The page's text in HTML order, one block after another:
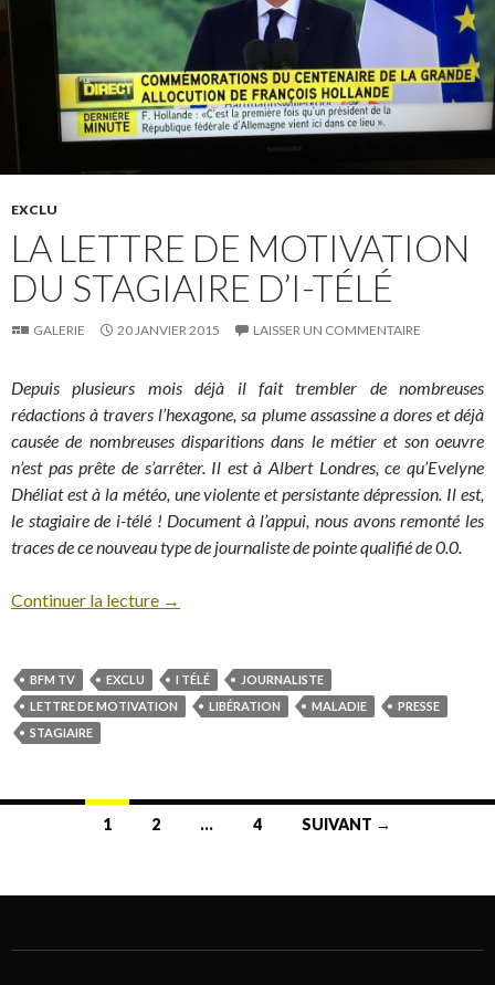
EXCLU
LA LETTRE DE MOTIVATION
DU STAGIAIRE D’I-TÉLÉ
GALERIE 20 JANVIER 2015 LAISSER UN COMMENTAIRE
Depuis plusieurs mois déjà il fait trembler de nombreuses
rédactions à travers l’hexagone, sa plume assassine a dores et déjà
causée de nombreuses disparitions dans le métier et son oeuvre
n’est pas prête de s’arrêter. Il est à Albert Londres, ce qu’Evelyne
Dhéliat est à la météo, une violente et persistante dépression. Il est,
le stagiaire de i-télé ! Document à l’appui, nous avons remonté les
traces de ce nouveau type de journaliste de pointe qualifié de 0.0.
Continuer la lecture →
BFM TV EXCLU I TÉLÉ
JOURNALISTE
LETTRE DE MOTIVATION
LIBÉRATION MALADIE
PRESSE
STAGIAIRE
1 2 … 4 SUIVANT →